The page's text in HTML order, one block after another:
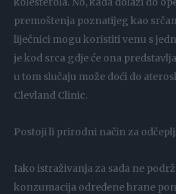
premoštenja poznatijeg kao
liječnici mogu koristiti venu s
je kod srca gdje će ona
u tom slučaju može doći do
Clevland Clinic.
Postoji li prirodni način za
Iako istraživanja za sada ne
konzumacija određene hrane